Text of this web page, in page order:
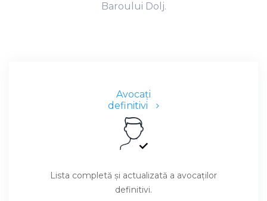
Baroului Dolj.
Avocaţi
definitivi
Lista completă şi actualizată a avocaţilor
definitivi.